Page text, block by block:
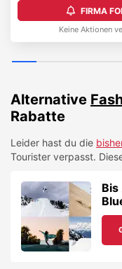
FIRMA
Keine Aktionen
Alternative
Rabatte
Leider hast du die
Tourister verpasst.
Bis